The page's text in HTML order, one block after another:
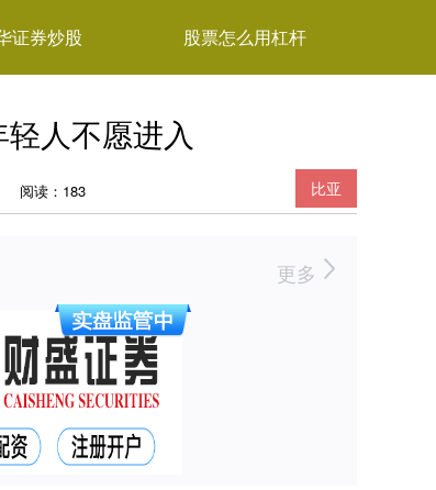
证券炒股 股票怎么用杠杆
人不愿进入
比亚
阅读：183
更多